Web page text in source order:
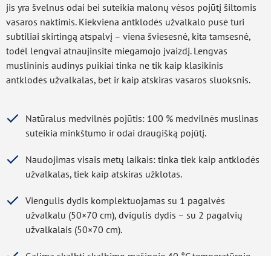
jis yra švelnus odai bei suteikia malonų vėsos pojūtį šiltomis
vasaros naktimis. Kiekviena antklodės užvalkalo pusė turi
subtiliai skirtingą atspalvį – viena šviesesnė, kita tamsesnė,
todėl lengvai atnaujinsite miegamojo įvaizdį. Lengvas
muslininis audinys puikiai tinka ne tik kaip klasikinis
antklodės užvalkalas, bet ir kaip atskiras vasaros sluoksnis.
Natūralus medvilnės pojūtis: 100 % medvilnės muslinas
suteikia minkštumo ir odai draugišką pojūtį.
Naudojimas visais metų laikais: tinka tiek kaip antklodės
užvalkalas, tiek kaip atskiras užklotas.
Viengulis dydis komplektuojamas su 1 pagalvės
užvalkalu (50×70 cm), dvigulis dydis – su 2 pagalvių
užvalkalais (50×70 cm).